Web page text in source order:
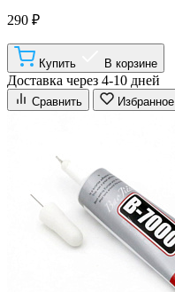
290 ₽
Купить В корзине
Доставка через 4-10 дней
Сравнить Избранное